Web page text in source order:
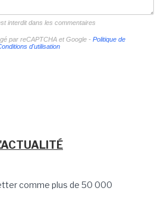
interdit dans les commentaires
par reCAPTCHA et Google - Politique de
d'utilisation
comme plus de 50 000